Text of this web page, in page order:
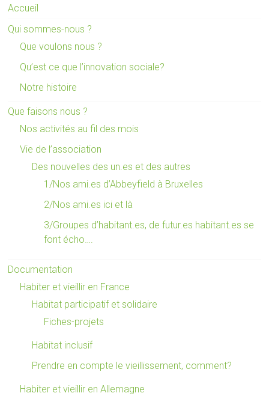
Accueil
Qui sommes-nous ?
Que voulons nous ?
Qu’est ce que l’innovation sociale?
Notre histoire
Que faisons nous ?
Nos activités au fil des mois
Vie de l’association
Des nouvelles des un.es et des autres
1/Nos ami.es d’Abbeyfield à Bruxelles
2/Nos ami.es ici et là
3/Groupes d’habitant.es, de futur.es habitant.es se
font écho….
Documentation
Habiter et vieillir en France
Habitat participatif et solidaire
Fiches-projets
Habitat inclusif
Prendre en compte le vieillissement, comment?
Habiter et vieillir en Allemagne